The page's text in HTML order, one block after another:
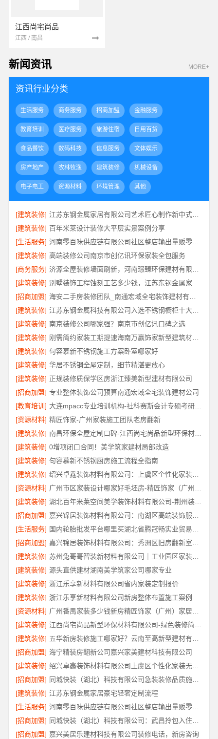
江西尚宅尚品
江西 / 南昌
新闻资讯 MORE+
资讯行业分类
生活服务 商务服务 招商加盟 金融服务
教育培训 医疗服务 旅游住宿 日用百货
食品餐饮 数码科技 信息服务 文体娱乐
房产地产 农林牧渔 建筑装修 机械设备
电子电工 资源材料 环境管理 其他
[建筑装修]
江苏东钢金属家居有限公司艺术匠心制作新中式费用详解
[建筑装修] 百年米莱设计装修大平层实景案例分享
[生活服务]
河南零百味供应链有限公司社区整店输出量贩零食适配全场景
[建筑装修] 高端装修公司南京市创亿讯环保家装全包服务
[商务服务]
[建筑装修]
[招商加盟]
[建筑装修]
江苏东钢金属科技有限公司入选不锈钢橱柜十大品牌
[建筑装修] 南京装修公司哪家强？南京市创亿讯口碑之选
[建筑装修]
刚需简约家装工期提速海南万赢饰家新型建筑材料有限公司
[建筑装修] 句容慕新不锈钢施工方案卧室哪家好
[建筑装修] 华居不锈钢全屋定制，细节精湛更放心
[建筑装修] 正规装修质保学区房浙江臻美新型建材有限公司
[招商加盟] 专业整体装饰公司预算南通宏域全宅装饰建材公司
[教育培训]
大连mpacc专业培训机构-社科赛斯会计专硕考研只教解题思路和技巧
[资源材料] 精匠饰家-广州家装施工团队老房翻新
[建筑装修]
南昌环保全屋定制口碑-江西尚宅尚品新型环保材料有限公司
[建筑装修] 0增项闭口合同！美学筑家建材局部改造
[建筑装修] 句容慕新不锈钢厨房施工流程全指南
[建筑装修]
绍兴卓鑫装饰材料有限公司：上虞区个性化家装无隐形增项
[资源材料]
[建筑装修]
湖北百年米莱空间美学装饰材料有限公司-荆州装修公司婚房
[招商加盟]
[生活服务]
[招商加盟]
[建筑装修]
苏州兔哥哥智装新材料有限公司｜工业园区家装儿童房环保
[建筑装修] 源头直供建材湖南美学筑家公司哪家专业
[建筑装修] 浙江乐享新材料有限公司省内家装定制报价
[建筑装修] 浙江乐享新材料有限公司新房整体布置施工案例
[资源材料]
[建筑装修]
[建筑装修]
[招商加盟] 海宁精装房翻新公司嘉兴家美建材科技有限公司
[建筑装修]
绍兴卓鑫装饰材料有限公司上虞区个性化家装无隐形增项
[招商加盟]
同城快装（湖北）科技有限公司急装装修品质施工，本地口碑之选
[建筑装修] 江苏东钢金属家居豪宅轻奢定制流程
[生活服务]
河南零百味供应链有限公司社区整店输出量贩零食适配全场景
[招商加盟]
同城快装（湖北）科技有限公司：武昌拎包入住改造智能家装
[招商加盟] 嘉兴美居乐建材科技有限公司装修电话，新房咨询